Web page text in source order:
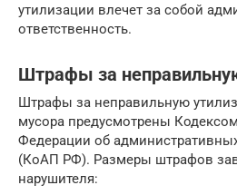
утилизации влечет за собой
ответственность.
Штрафы за
Штрафы за неправильную
мусора предусмотрены
Федерации об
(КоАП РФ). Размеры штрафов
нарушителя: